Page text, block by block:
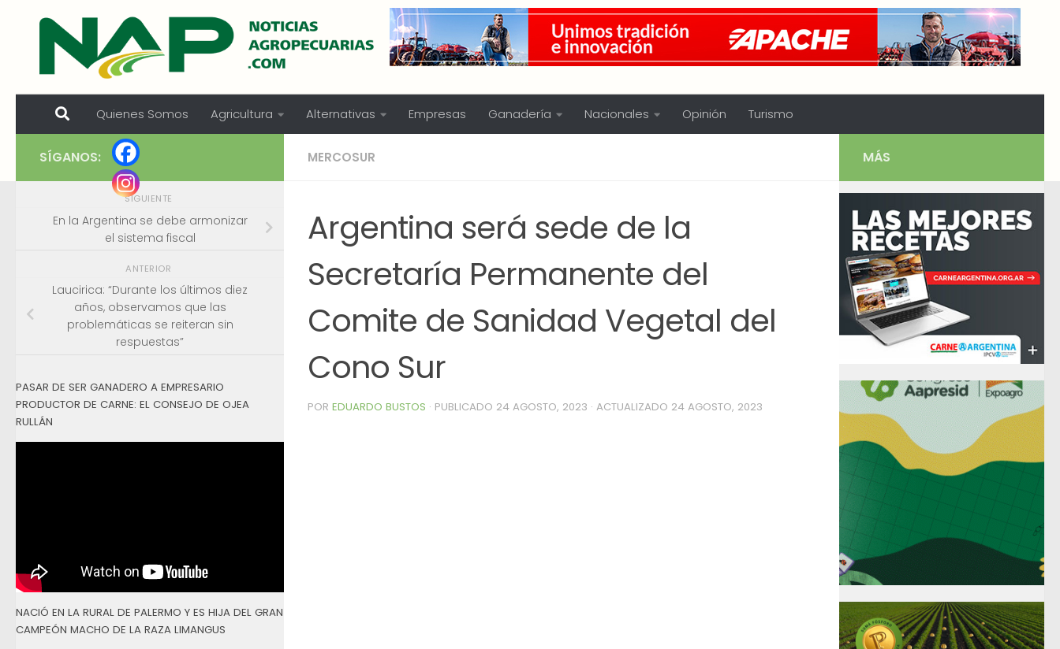
Skip to content
Quienes Somos Agricultura Alternativas Empresas Ganadería Nacionales Opinión Turismo
MERCOSUR
Argentina será sede de la
Secretaría Permanente del
Comite de Sanidad Vegetal del
Cono Sur
POR EDUARDO BUSTOS · PUBLICADO 24 AGOSTO, 2023 · ACTUALIZADO 24 AGOSTO, 2023
SÍGANOS:
SIGUIENTE
En la Argentina se debe armonizar
el sistema fiscal
ANTERIOR
Laucirica: “Durante los últimos diez
años, observamos que las
problemáticas se reiteran sin
respuestas”
PASAR DE SER GANADERO A EMPRESARIO
PRODUCTOR DE CARNE: EL CONSEJO DE OJEA
RULLÁN
NACIÓ EN LA RURAL DE PALERMO Y ES HIJA DEL GRAN
CAMPEÓN MACHO DE LA RAZA LIMANGUS
MÁS